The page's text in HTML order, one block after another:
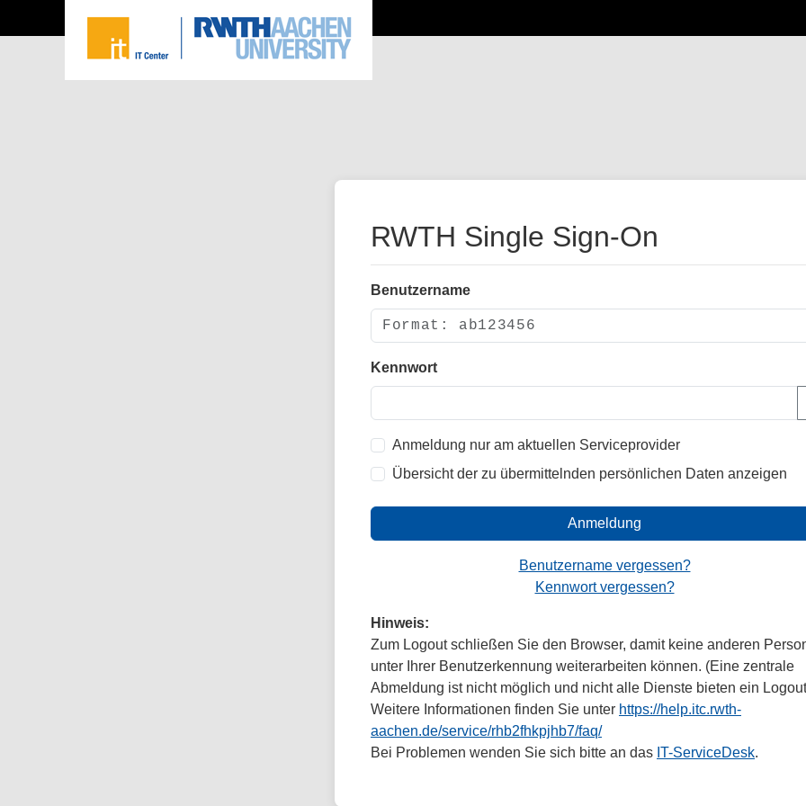
RWTH Single Sign-On
Benutzername
Kennwort
Anmeldung nur am aktuellen Serviceprovider
Übersicht der zu übermittelnden persönlichen Daten anzeigen
Anmeldung
Benutzername vergessen?
Kennwort vergessen?
Hinweis:
Zum Logout schließen Sie den Browser, damit keine anderen
unter Ihrer Benutzerkennung weiterarbeiten können. (Eine zentrale
Abmeldung ist nicht möglich und nicht alle Dienste bieten ein
Weitere Informationen finden Sie unter https://help.itc.rwth-
aachen.de/service/rhb2fhkpjhb7/faq/
Bei Problemen wenden Sie sich bitte an das IT-ServiceDesk.